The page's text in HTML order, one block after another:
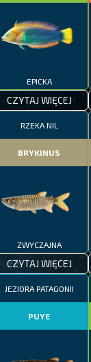
EPICKA
CZYTAJ WIĘCEJ
RZEKA NIL
BRYKINUS
ZWYCZAJNA
CZYTAJ WIĘCEJ
JEZIORA PATAGONII
PUYE